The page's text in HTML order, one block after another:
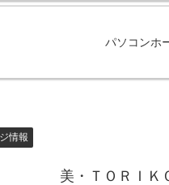
パソコンホ
情報
美・ＴＯＲＩＫ